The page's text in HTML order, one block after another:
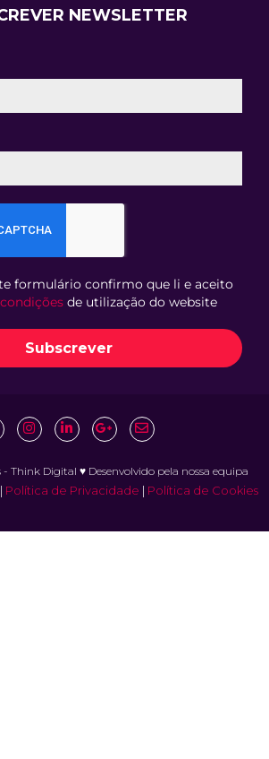
NEWSLETTER
formulário confirmo que li e aceito
de utilização do website
Subscrever
Think Digital ♥ Desenvolvido pela nossa equipa
| Política de Privacidade | Política de Cookies